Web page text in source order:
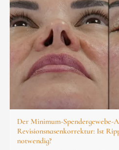
Der Minimum-Spendergewebe-
Revisionsnasenkorrektur: Ist
notwendig?